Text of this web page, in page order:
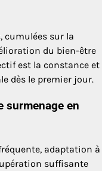
cumulées sur la
du bien-être
est la constance et
dès le premier jour.
surmenage en
adaptation à
suffisante